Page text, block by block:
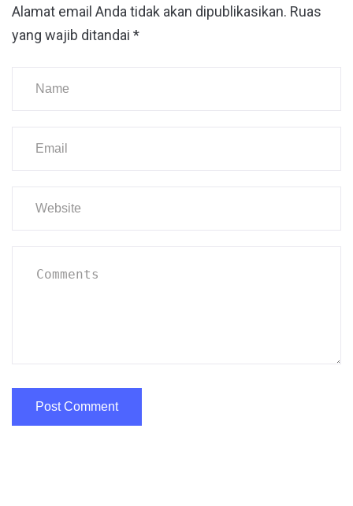
Alamat email Anda tidak akan dipublikasikan. Ruas
yang wajib ditandai *